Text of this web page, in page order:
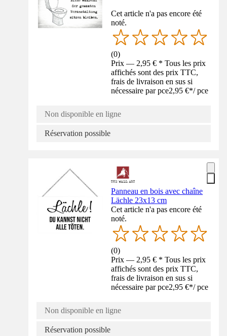
Cet article n'a pas encore été
noté.
(0)
Prix — 2,95 € * Tous les prix
affichés sont des prix TTC,
frais de livraison en sus si
nécessaire par pce2,95 €*/ pce
Non disponible en ligne
Réservation possible
Panneau en bois avec chaîne
Lächle 23x13 cm
Cet article n'a pas encore été
noté.
(0)
Prix — 2,95 € * Tous les prix
affichés sont des prix TTC,
frais de livraison en sus si
nécessaire par pce2,95 €*/ pce
Non disponible en ligne
Réservation possible